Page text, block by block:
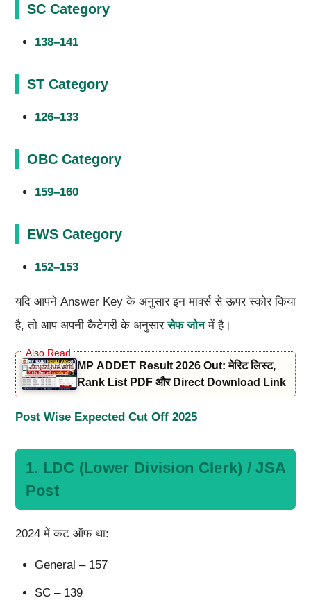
SC Category
138–141
ST Category
126–133
OBC Category
159–160
EWS Category
152–153
यदि आपने Answer Key के अनुसार इन मार्क्स से ऊपर स्कोर किया
है, तो आप अपनी कैटेगरी के अनुसारसेफ जोनमें है।
MP ADDET Result 2026 Out: मेरिट लिस्ट,
Rank List PDF और Direct Download Link
Post Wise Expected Cut Off 2025
1. LDC (Lower Division Clerk) / JSA
Post
2024 में कट ऑफ था:
General – 157
SC – 139